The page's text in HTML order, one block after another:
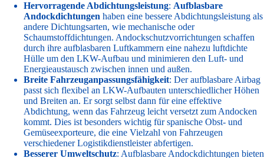
Hervorragende Abdichtungsleistung: Aufblasbare
Andockdichtungen haben eine bessere Abdichtungsleistung als
andere Dichtungsarten, wie mechanische oder
Schaumstoffdichtungen. Andockschutzvorrichtungen schaffen
durch ihre aufblasbaren Luftkammern eine nahezu luftdichte
Hülle um den LKW-Aufbau und minimieren den Luft- und
Energieaustausch zwischen innen und außen.
Breite Fahrzeuganpassungsfähigkeit: Der aufblasbare Airbag
passt sich flexibel an LKW-Aufbauten unterschiedlicher Höhen
und Breiten an. Er sorgt selbst dann für eine effektive
Abdichtung, wenn das Fahrzeug leicht versetzt zum Andocken
kommt. Dies ist besonders wichtig für spanische Obst- und
Gemüseexporteure, die eine Vielzahl von Fahrzeugen
verschiedener Logistikdienstleister abfertigen.
Besserer Umweltschutz: Aufblasbare Andockdichtungen bieten